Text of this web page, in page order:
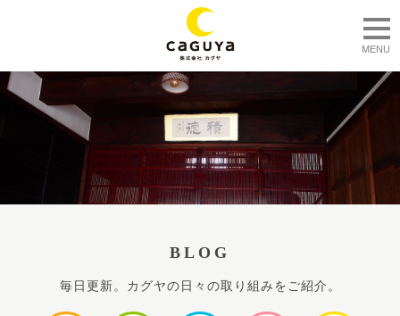
MENU
BLOG
毎日更新。カグヤの日々の取り組みをご紹介。